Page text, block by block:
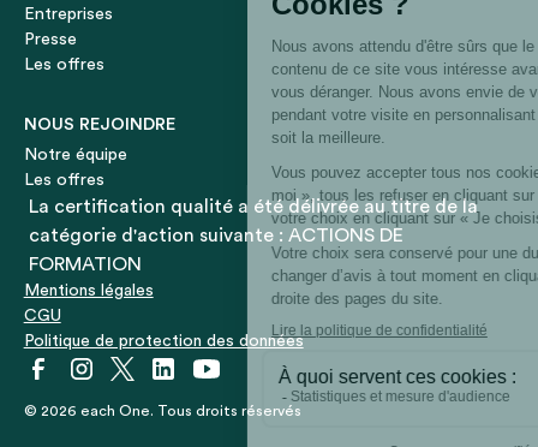
Entreprises
Presse
Les offres
NOUS REJOINDRE
Notre équipe
Les offres
La certification qualité a été délivrée au titre de la
catégorie d'action suivante : ACTIONS DE
FORMATION
Mentions légales
CGU
Politique de protection des données
© 2026 each One. Tous droits réservés